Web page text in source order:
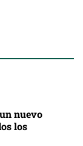
nuevo
los